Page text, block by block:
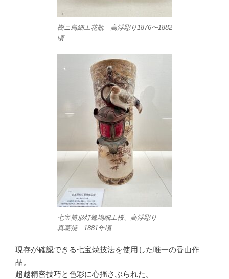
樹ニ鳥細工花瓶 高浮彫り1876〜1882
頃
七宝筒形灯篭鳩細工桜、高浮彫り
真葛焼 1881年頃
現存が確認できる七宝焼技法を使用した唯一の香山作
品。
超越精密技巧と色彩に心揺さぶられた。